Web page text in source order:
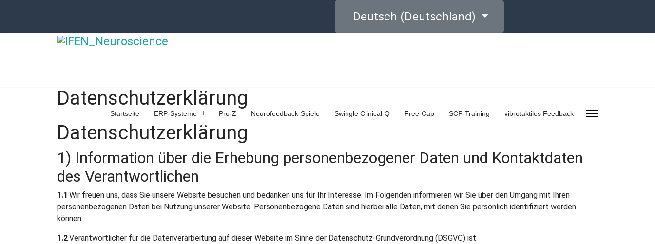
Sprache auswählen
Deutsch (Deutschland)
Startseite ERP-Systeme Pro-Z Neurofeedback-Spiele Swingle Clinical-Q Free-Cap SCP-Training vibrotaktiles Feedback
Datenschutzerklärung
Datenschutzerklärung
1) Information über die Erhebung personenbezogener Daten und Kontaktdaten
des Verantwortlichen
1.1 Wir freuen uns, dass Sie unsere Website besuchen und bedanken uns für Ihr Interesse. Im Folgenden informieren wir Sie über den Umgang mit Ihren
personenbezogenen Daten bei Nutzung unserer Website. Personenbezogene Daten sind hierbei alle Daten, mit denen Sie persönlich identifiziert werden
können.
1.2Verantwortlicher für die Datenverarbeitung auf dieser Website im Sinne der Datenschutz-Grundverordnung (DSGVO) ist